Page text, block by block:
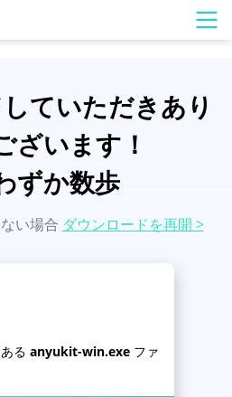
ていただきあり
ざいます！
ずか数歩
い場合 ダウンロードを再開 >
る anyukit-win.exe ファ